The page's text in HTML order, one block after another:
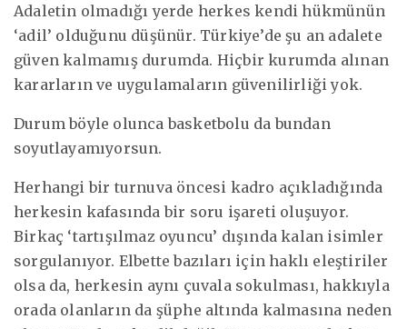
Adaletin olmadığı yerde herkes kendi hükmünün
‘adil’ olduğunu düşünür. Türkiye’de şu an adalete
güven kalmamış durumda. Hiçbir kurumda alınan
kararların ve uygulamaların güvenilirliği yok.
Durum böyle olunca basketbolu da bundan
soyutlayamıyorsun.
Herhangi bir turnuva öncesi kadro açıkladığında
herkesin kafasında bir soru işareti oluşuyor.
Birkaç ‘tartışılmaz oyuncu’ dışında kalan isimler
sorgulanıyor. Elbette bazıları için haklı eleştiriler
olsa da, herkesin aynı çuvala sokulması, hakkıyla
orada olanların da şüphe altında kalmasına neden